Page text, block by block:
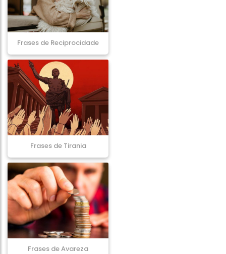
Frases de Reciprocidade
Frases de Tirania
Frases de Avareza